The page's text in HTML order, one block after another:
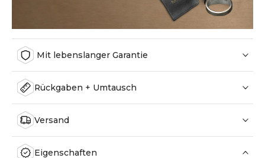
Mit lebenslanger Garantie
Rückgaben + Umtausch
Versand
Eigenschaften